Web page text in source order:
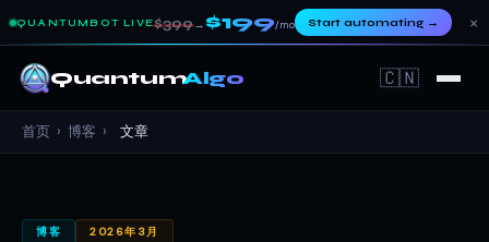
QUANTUMBOT LIVE$399→ $199/mo Start automating→ ×
QuantumAlgo 🇨🇳
首页 › 博客 › 文章
博客 2026年3月